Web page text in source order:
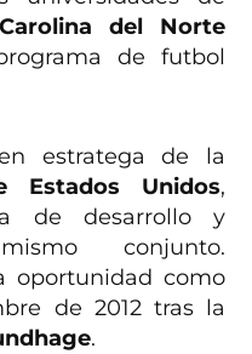
del Norte
de futbol
estratega de la
Estados Unidos,
de desarrollo y
conjunto.
oportunidad como
de 2012 tras la
.